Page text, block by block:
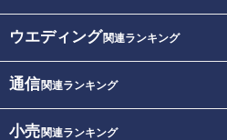
ウエディング関連ランキング
通信関連ランキング
小売関連ランキング